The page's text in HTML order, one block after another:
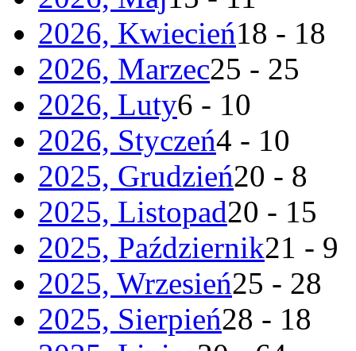
2026, Kwiecień18 - 18
2026, Marzec25 - 25
2026, Luty6 - 10
2026, Styczeń4 - 10
2025, Grudzień20 - 8
2025, Listopad20 - 15
2025, Październik21 - 9
2025, Wrzesień25 - 28
2025, Sierpień28 - 18